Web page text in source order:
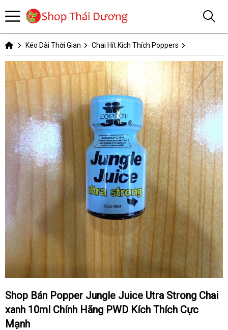
Kéo Dài Thời Gian Chai Hít Kích Thích Poppers
Shop Bán Popper Jungle Juice Utra Strong Chai
xanh 10ml Chính Hãng PWD Kích Thích Cực
Mạnh